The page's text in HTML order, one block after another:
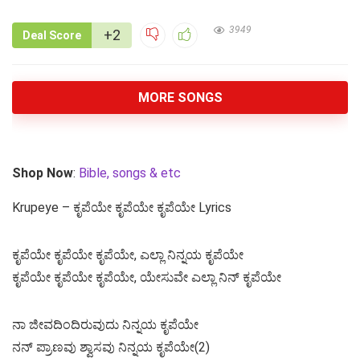
Deal Score +2 3949
MORE SONGS
Shop Now: Bible, songs & etc
Krupeye – ಕೃಪೆಯೇ ಕೃಪೆಯೇ ಕೃಪೆಯೇ Lyrics
ಕೃಪೆಯೇ ಕೃಪೆಯೇ ಕೃಪೆಯೇ, ಎಲ್ಲಾ ನಿನ್ನಯ ಕೃಪೆಯೇ
ಕೃಪೆಯೇ ಕೃಪೆಯೇ ಕೃಪೆಯೇ, ಯೇಸುವೇ ಎಲ್ಲಾ ನಿನ್ ಕೃಪೆಯೇ
ನಾ ಜೀವದಿಂದಿರುವುದು ನಿನ್ನಯ ಕೃಪೆಯೇ
ನನ್ ಪ್ರಾಣವು ಶ್ವಾಸವು ನಿನ್ನಯ ಕೃಪೆಯೇ(2)